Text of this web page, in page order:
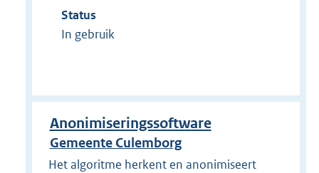
Status
In gebruik
Anonimiseringssoftware
Gemeente Culemborg
Het algoritme herkent en anonimiseert